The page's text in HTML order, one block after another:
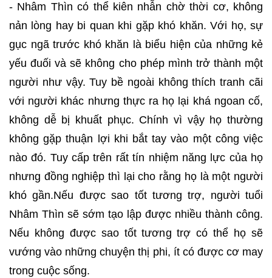
- Nhâm Thìn có thể kiên nhẫn chờ thời cơ, không
nản lòng hay bi quan khi gặp khó khăn. Với họ, sự
gục ngã trước khó khăn là biểu hiện của những kẻ
yếu đuối và sẽ không cho phép mình trở thành một
người như vậy. Tuy bề ngoài không thích tranh cãi
với người khác nhưng thực ra họ lại khá ngoan cố,
không dễ bị khuất phục. Chính vì vậy họ thường
không gặp thuận lợi khi bắt tay vào một công việc
nào đó. Tuy cấp trên rất tín nhiệm năng lực của họ
nhưng đồng nghiệp thì lại cho rằng họ là một người
khó gần.Nếu được sao tốt tương trợ, người tuổi
Nhâm Thìn sẽ sớm tạo lập được nhiều thành công.
Nếu không được sao tốt tương trợ có thể họ sẽ
vướng vào những chuyện thị phi, ít có được cơ may
trong cuộc sống.